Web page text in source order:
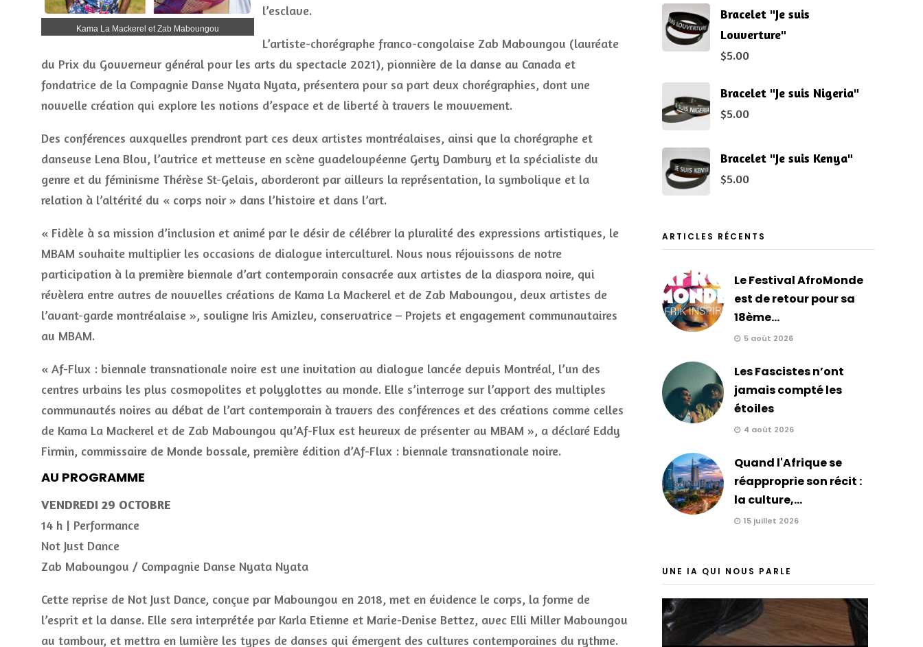
Kama La Mackerel et Zab Maboungou
l’esclave.
L’artiste-chorégraphe franco-congolaise Zab Maboungou (lauréate
du Prix du Gouverneur général pour les arts du spectacle 2021), pionnière de la danse au Canada et
fondatrice de la Compagnie Danse Nyata Nyata, présentera pour sa part deux chorégraphies, dont une
nouvelle création qui explore les notions d’espace et de liberté à travers le mouvement.
Des conférences auxquelles prendront part ces deux artistes montréalaises, ainsi que la chorégraphe et
danseuse Lena Blou, l’autrice et metteuse en scène guadeloupéenne Gerty Dambury et la spécialiste du
genre et du féminisme Thérèse St-Gelais, aborderont par ailleurs la représentation, la symbolique et la
relation à l’altérité du « corps noir » dans l’histoire et dans l’art.
« Fidèle à sa mission d’inclusion et animé par le désir de célébrer la pluralité des expressions artistiques, le
MBAM souhaite multiplier les occasions de dialogue interculturel. Nous nous réjouissons de notre
participation à la première biennale d’art contemporain consacrée aux artistes de la diaspora noire, qui
révèlera entre autres de nouvelles créations de Kama La Mackerel et de Zab Maboungou, deux artistes de
l’avant-garde montréalaise », souligne Iris Amizlev, conservatrice – Projets et engagement communautaires
au MBAM.
« Af-Flux : biennale transnationale noire est une invitation au dialogue lancée depuis Montréal, l’un des
centres urbains les plus cosmopolites et polyglottes au monde. Elle s’interroge sur l’apport des multiples
communautés noires au débat de l’art contemporain à travers des conférences et des créations comme celles
de Kama La Mackerel et de Zab Maboungou qu’Af-Flux est heureux de présenter au MBAM », a déclaré Eddy
Firmin, commissaire de Monde bossale, première édition d’Af-Flux : biennale transnationale noire.
AU PROGRAMME
VENDREDI 29 OCTOBRE
14 h | Performance
Not Just Dance
Zab Maboungou / Compagnie Danse Nyata Nyata
Cette reprise de Not Just Dance, conçue par Maboungou en 2018, met en évidence le corps, la forme de
l’esprit et la danse. Elle sera interprétée par Karla Etienne et Marie-Denise Bettez, avec Elli Miller Maboungou
au tambour, et mettra en lumière les types de danses qui émergent des cultures contemporaines du rythme.
Bracelet "Je suis
Louverture"
$5.00
Bracelet "Je suis Nigeria"
$5.00
Bracelet "Je suis Kenya"
$5.00
ARTICLES RÉCENTS
Le Festival AfroMonde
est de retour pour sa
18ème...
5 août 2026
Les Fascistes n’ont
jamais compté les
étoiles
4 août 2026
Quand l'Afrique se
réapproprie son récit :
la culture,...
15 juillet 2026
UNE IA QUI NOUS PARLE